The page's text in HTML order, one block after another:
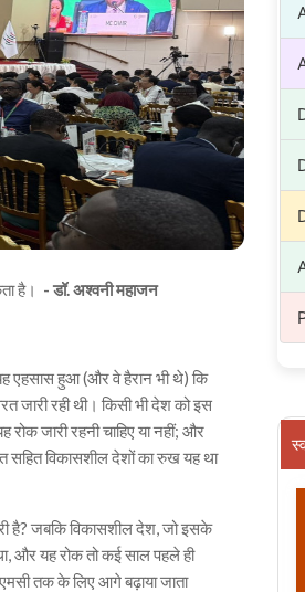
है। - डॉ. अश्वनी महाजन
एहसास हुआ (और वे हैरान भी थे) कि
जारी रही थी। किसी भी देश को इस
रोक जारी रहनी चाहिए या नहीं; और
सहित विकासशील देशों का रुख यह था
है? जबकि विकासशील देश, जो इसके
और यह रोक तो कई साल पहले ही
तक के लिए आगे बढ़ाया जाता